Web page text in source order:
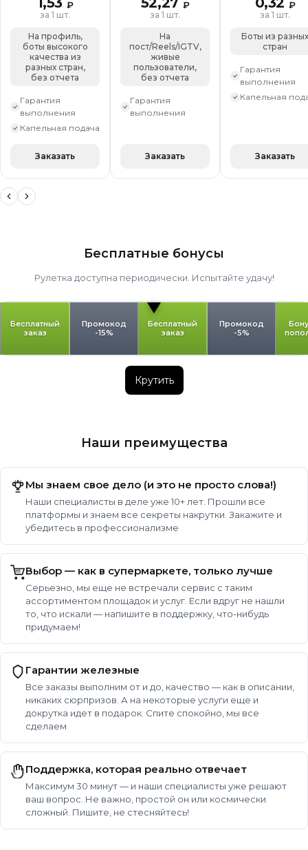
₽
за 1 шт.
На профиль,
боты высокого
качества из
разных стран,
без отчета
Гарантия
выполнения
Капельная подача
Заказать
₽
за 1 шт.
На
пост/Reels/IGTV,
живые
пользователи,
без отчета
Гарантия
выполнения
Заказать
₽
за 1 шт.
Боты из разных
стран
Гарантия
выполнения
Капельная
Заказать
Бесплатные бонусы
Рулетка доступна периодически. Испытайте удачу!
Бесплатный
заказ
Промокод
-15%
Бесплатный
заказ
Промокод
-5%
Крутить
Наши преимущества
Мы знаем свое дело (и это не просто слова!)
Наши специалисты в деле уже 10+ лет. Прошли все
платформы и знаем все секреты накрутки. Закажите и
убедитесь в профессионализме
Выбор — как в супермаркете, только лучше
Серьезно, мы еще не встречали сервис с таким
ассортиментом площадок и услуг. Если вдруг не нашли
то, что искали — напишите в поддержку, что-нибудь
придумаем!
Гарантии железные
Все заказы выполним от и до, качество — как в описании,
никаких сюрпризов. А на некоторые услуги еще и
докрутка идет в подарок. Спите спокойно, мы все
сделаем
Поддержка, которая реально отвечает
Максимум 30 минут — и наши специалисты уже решают
ваш вопрос. Не важно, простой он или космически
сложный. Пишите, не стесняйтесь!